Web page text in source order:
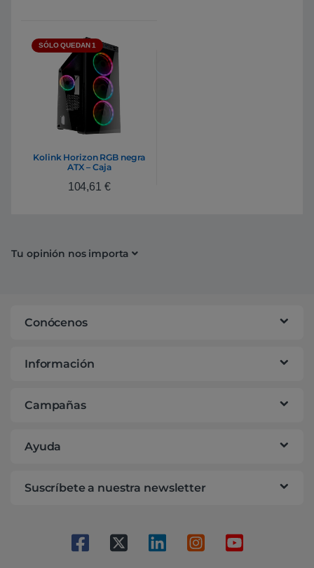
SÓLO QUEDAN 1
Kolink Horizon RGB negra
ATX – Caja
104,61 €
Tu opinión nos importa
Conócenos
Información
Campañas
Ayuda
Suscríbete a nuestra newsletter